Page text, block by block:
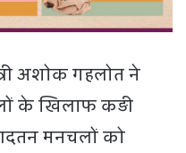
अशोक गहलोत ने
के खिलाफ कड़ी
मनचलों को